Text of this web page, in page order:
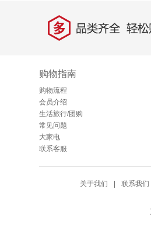
多 品类齐全，轻松
购物指南
购物流程
会员介绍
生活旅行/团购
常见问题
大家电
联系客服
关于我们 联系我们